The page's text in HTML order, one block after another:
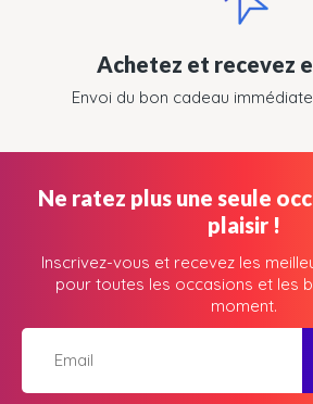
Achetez et recevez
Envoi du bon cadeau
Ne ratez plus une seule
plaisir !
Inscrivez-vous et recevez les
pour toutes les occasions et les
moment.